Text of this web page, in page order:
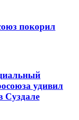
покорил
удивил
Суздале